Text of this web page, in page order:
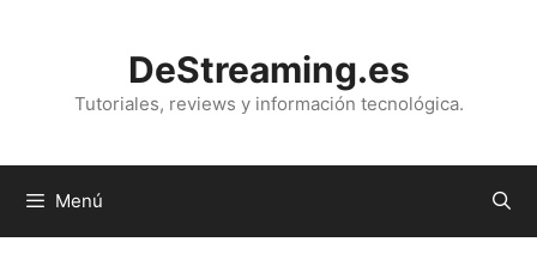
DeStreaming.es
Tutoriales, reviews y información tecnológica.
Menú